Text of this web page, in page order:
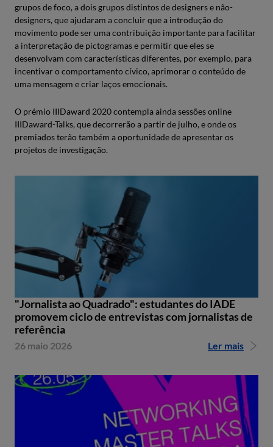
grupos de foco, a dois grupos distintos de designers e não-
designers, que ajudaram a concluir que a introdução do
movimento pode ser uma contribuição importante para facilitar
a interpretação de pictogramas e permitir que eles se
desenvolvam com características diferentes, por exemplo, para
incentivar o comportamento cívico, aprimorar o conteúdo de
uma mensagem e criar laços emocionais.
O prémio IIIDaward 2020 contempla ainda sessões online
IIIDaward-Talks, que decorrerão a partir de julho, e onde os
premiados terão também a oportunidade de apresentar os
projetos de investigação.
"Jornalista ao Quadrado": estudantes do IADE
promovem ciclo de entrevistas com jornalistas de
referência
26 maio 2026 Ler mais